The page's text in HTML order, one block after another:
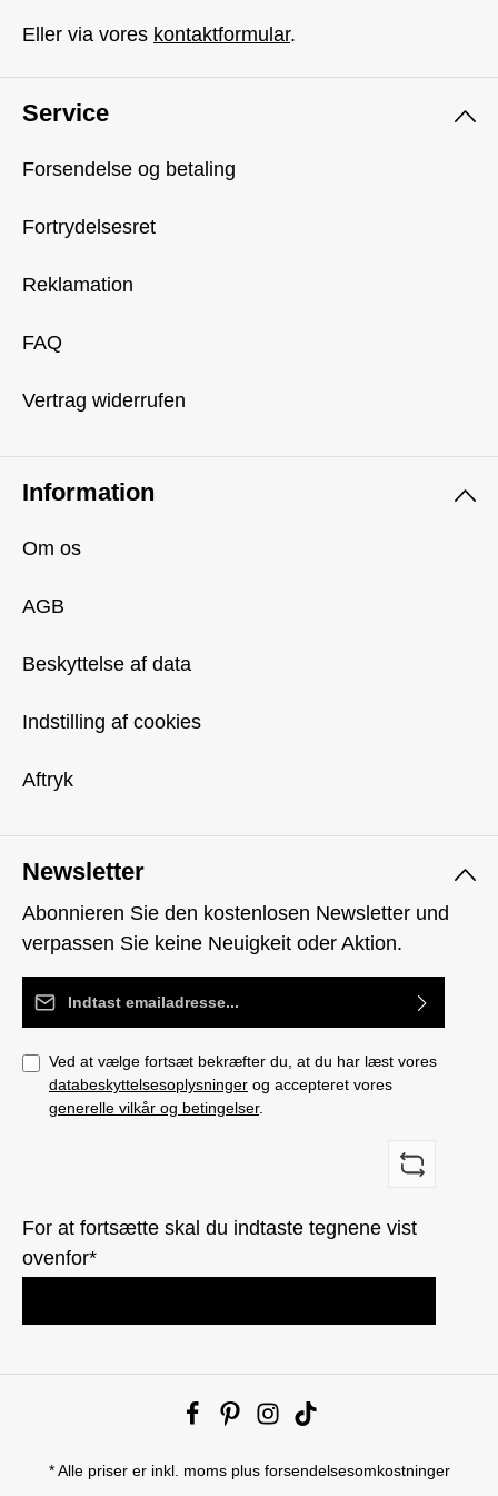
Newsletter
Abonnieren Sie den kostenlosen Newsletter und
verpassen Sie keine Neuigkeit oder Aktion.
Email adresse*
Ved at vælge fortsæt bekræfter du, at du har læst vores
databeskyttelsesoplysninger og accepteret vores
generelle vilkår og betingelser.
For at fortsætte skal du indtaste tegnene vist
ovenfor*
Eller via vores kontaktformular.
Service
Forsendelse og betaling
Fortrydelsesret
Reklamation
FAQ
Vertrag widerrufen
Information
Om os
AGB
Beskyttelse af data
Indstilling af cookies
Aftryk
* Alle priser er inkl. moms plus forsendelsesomkostninger